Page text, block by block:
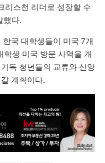
리스천 리더로 성장할 수
했다.
국 대학생들이 미국 7개
생 미국 방문 사역을 개
독 청년들의 교류와 신앙
계획이다.